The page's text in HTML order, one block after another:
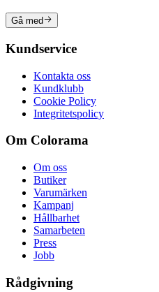
Gå med
Kundservice
Kontakta oss
Kundklubb
Cookie Policy
Integritetspolicy
Om Colorama
Om oss
Butiker
Varumärken
Kampanj
Hållbarhet
Samarbeten
Press
Jobb
Rådgivning